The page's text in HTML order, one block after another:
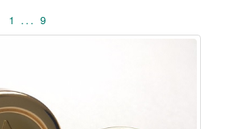
1 ... 9